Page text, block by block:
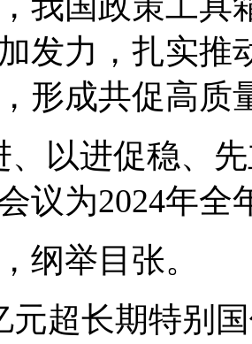
发力，扎实推
形成共促高质
、以进促稳、
议为2024年全
纲举目张。
元超长期特别